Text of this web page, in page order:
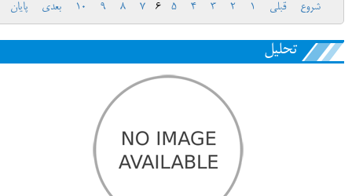
شروع قبلی 1
2
3
4
5
6
7
8
9
10 بعدی پایان
تحلیل